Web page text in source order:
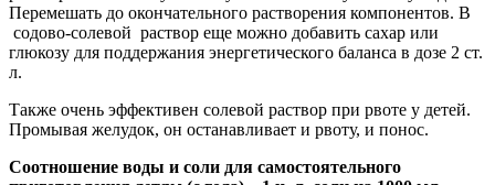
Перемешать до окончательного растворения компонентов. В
содово-солевой раствор еще можно добавить сахар или
глюкозу для поддержания энергетического баланса в дозе 2 ст.
л.
Также очень эффективен солевой раствор при рвоте у детей.
Промывая желудок, он останавливает и рвоту, и понос.
Соотношение воды и соли для самостоятельного